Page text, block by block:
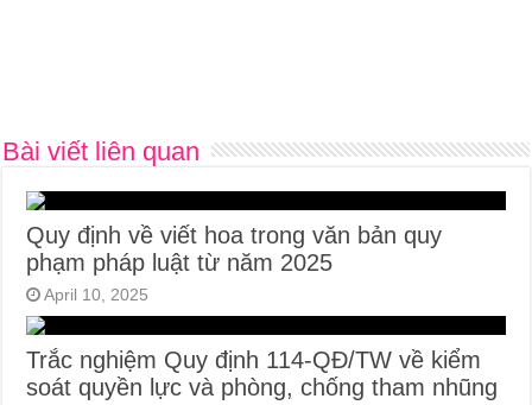
Bài viết liên quan
Quy định về viết hoa trong văn bản quy
phạm pháp luật từ năm 2025
April 10, 2025
Trắc nghiệm Quy định 114-QĐ/TW về kiểm
soát quyền lực và phòng, chống tham nhũng